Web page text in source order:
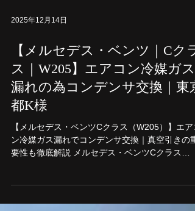
2025年12月14日
【メルセデス・ベンツ｜Cクラ
ス｜W205】エアコン冷媒ガス
漏れの為コンデンサ交換｜東京
ン冷媒ガス漏れでコンデンサ交換｜真空引きの重